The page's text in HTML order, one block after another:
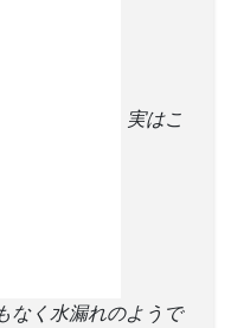
実はこ
なく水漏れのようで